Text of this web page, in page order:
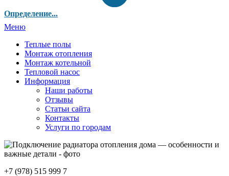
Определение...
Меню
Теплые полы
Монтаж отопления
Монтаж котельной
Тепловой насос
Информация
Наши работы
Отзывы
Статьи сайта
Контакты
Услуги по городам
+7 (978) 515 999 7